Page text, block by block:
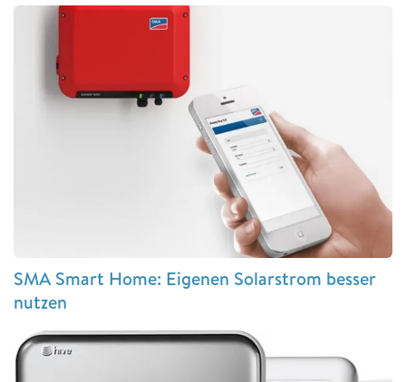
SMA Smart Home: Eigenen Solarstrom besser
nutzen